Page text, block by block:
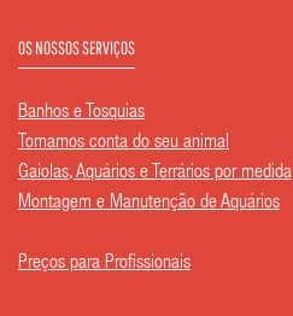
OS NOSSOS SERVIÇOS
Banhos e Tosquias
Tomamos conta do seu animal
Gaiolas, Aquários e Terrários por medida
Montagem e Manutenção de Aquários
Preços para Profissionais